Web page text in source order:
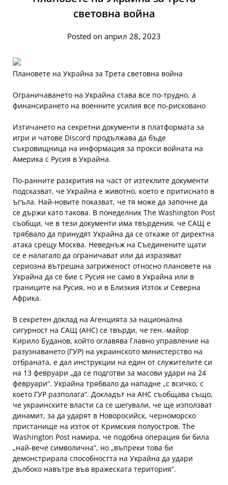
световна война
Posted on април 28, 2023
Плановете на Украйна за Трета световна война
Ограничаването на Украйна става все по-трудно, а
финансирането на военните усилия все по-рисковано
Изтичането на секретни документи в платформата за
игри и чатове Discord продължава да бъде
съкровищница на информация за прокси войната на
Америка с Русия в Украйна.
По-ранните разкрития на част от изтеклите документи
подсказват, че Украйна е животно, което е притиснато в
ъгъла. Най-новите показват, че тя може да започне да
се държи като такова. В понеделник The Washington Post
съобщи, че в тези документи има твърдения, че САЩ е
трябвало да принудят Украйна да се откаже от директна
атака срещу Москва. Неведнъж на Съединените щати
се е налагало да ограничават или да изразяват
сериозна вътрешна загриженост относно плановете на
Украйна да се бие с Русия не само в Украйна или в
границите на Русия, но и в Близкия Изток и Северна
Африка.
В секретен доклад на Агенцията за национална
сигурност на САЩ (АНС) се твърди, че ген.-майор
Кирило Буданов, който оглавява Главно управление на
разузнаването (ГУР) на украинското министерство на
отбраната, е дал инструкции на един от служителите си
на 13 февруари „да се подготви за масови удари на 24
февруари“. Украйна трябвало да нападне „с всичко, с
което ГУР разполага“. Докладът на АНС съобщава също,
че украинските власти са се шегували, че ще използват
динамит, за да ударят в Новоросийск, черноморско
пристанище на изток от Кримския полуостров. The
Washington Post намира, че подобна операция би била
„най-вече символична“, но „въпреки това би
демонстрирала способността на Украйна да удари
дълбоко навътре във вражеската територия“.